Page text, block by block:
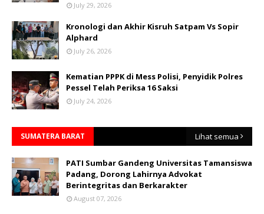
July 29, 2026
Kronologi dan Akhir Kisruh Satpam Vs Sopir
Alphard
July 26, 2026
Kematian PPPK di Mess Polisi, Penyidik Polres
Pessel Telah Periksa 16 Saksi
July 24, 2026
SUMATERA BARAT Lihat semua
PATI Sumbar Gandeng Universitas Tamansiswa
Padang, Dorong Lahirnya Advokat
Berintegritas dan Berkarakter
August 07, 2026